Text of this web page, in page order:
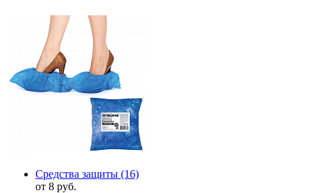
Средства защиты (16)
от 8 руб.